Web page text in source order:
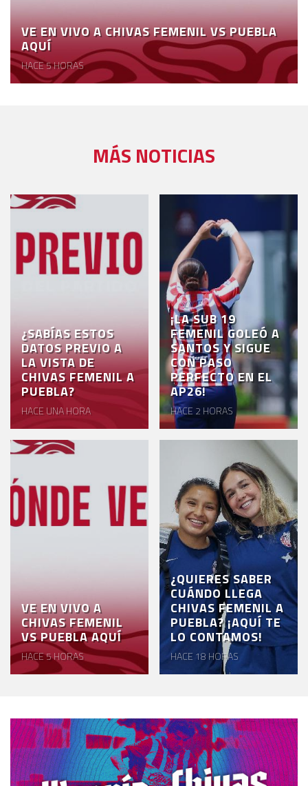
VE EN VIVO A CHIVAS FEMENIL VS PUEBLA
AQUÍ
HACE 5 HORAS
MÁS NOTICIAS
¿SABÍAS ESTOS
DATOS PREVIO A
LA VISTA DE
CHIVAS FEMENIL A
PUEBLA?
HACE UNA HORA
¡LA SUB 19
FEMENIL GOLEÓ A
SANTOS Y SIGUE
CON PASO
PERFECTO EN EL
AP26!
HACE 2 HORAS
VE EN VIVO A
CHIVAS FEMENIL
VS PUEBLA AQUÍ
HACE 5 HORAS
¿QUIERES SABER
CUÁNDO LLEGA
CHIVAS FEMENIL A
PUEBLA? ¡AQUÍ TE
LO CONTAMOS!
HACE 18 HORAS